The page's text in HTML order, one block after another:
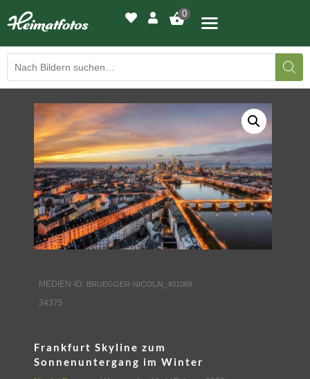
0
BILDERGALERIE
DRUCKQUALITÄTEN
LED-LEUCHTBILDER
WIR DRUCKEN IHR BILD
AUSSTELLUNGEN
MEDIEN-ID: BRUEGGER-NICOLAI_401069
34375
Frankfurt Skyline zum
Sonnenuntergang im Winter